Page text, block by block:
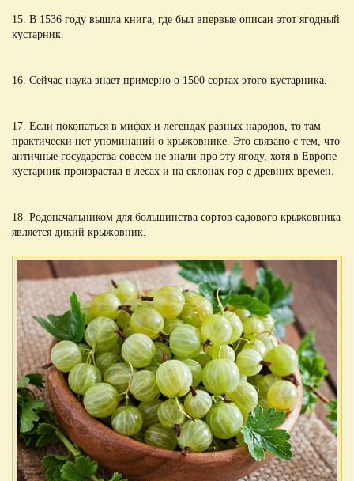
15. В 1536 году вышла книга, где был впервые описан этот ягодный
кустарник.
16. Сейчас наука знает примерно о 1500 сортах этого кустарника.
17. Если покопаться в мифах и легендах разных народов, то там
практически нет упоминаний о крыжовнике. Это связано с тем, что
античные государства совсем не знали про эту ягоду, хотя в Европе
кустарник произрастал в лесах и на склонах гор с древних времен.
18. Родоначальником для большинства сортов садового крыжовника
является дикий крыжовник.